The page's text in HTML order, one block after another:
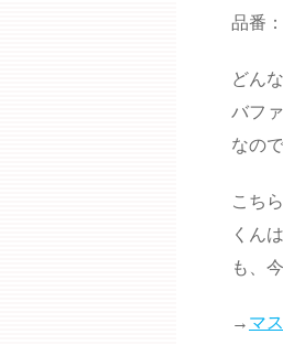
品番
どん
バフ
なの
こち
くん
も、
→ マ